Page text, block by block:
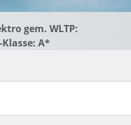
gem. WLTP:
-Klasse: A*